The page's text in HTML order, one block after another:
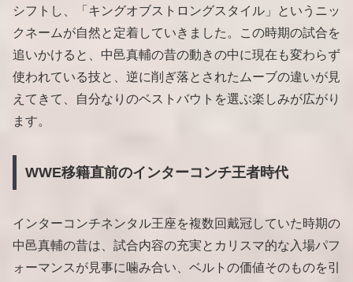
シフトし、「キングオブストロングスタイル」というニッ
クネームが自然と定着していきました。この時期の試合を
追いかけると、中邑真輔の昔の動きの中に現在も変わらず
使われている技と、逆に削ぎ落とされたムーブの違いが見
えてきて、自分なりのベストバウトを選ぶ楽しみが広がり
ます。
WWE移籍直前のインターコンチ王者時代
インターコンチネンタル王座を複数回戴冠していた時期の
中邑真輔の昔は、試合内容の充実とカリスマ的な入場パフ
ォーマンスが見事に噛み合い、ベルトの価値そのものを引